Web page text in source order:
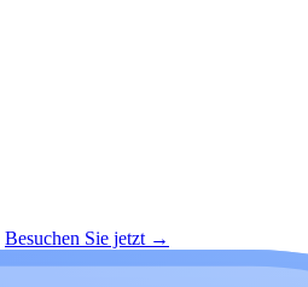
Besuchen Sie jetzt →